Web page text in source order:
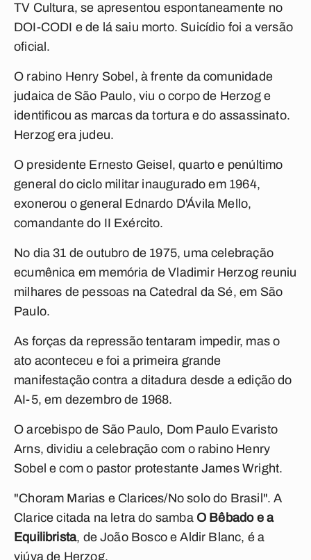
TV Cultura, se apresentou espontaneamente no
DOI-CODI e de lá saiu morto. Suicídio foi a versão
oficial.
O rabino Henry Sobel, à frente da comunidade
judaica de São Paulo, viu o corpo de Herzog e
identificou as marcas da tortura e do assassinato.
Herzog era judeu.
O presidente Ernesto Geisel, quarto e penúltimo
general do ciclo militar inaugurado em 1964,
exonerou o general Ednardo D'Ávila Mello,
comandante do II Exército.
No dia 31 de outubro de 1975, uma celebração
ecumênica em memória de Vladimir Herzog reuniu
milhares de pessoas na Catedral da Sé, em São
Paulo.
As forças da repressão tentaram impedir, mas o
ato aconteceu e foi a primeira grande
manifestação contra a ditadura desde a edição do
AI-5, em dezembro de 1968.
O arcebispo de São Paulo, Dom Paulo Evaristo
Arns, dividiu a celebração com o rabino Henry
Sobel e com o pastor protestante James Wright.
"Choram Marias e Clarices/No solo do Brasil". A
Clarice citada na letra do samba O Bêbado e a
Equilibrista, de João Bosco e Aldir Blanc, é a
viúva de Herzog.